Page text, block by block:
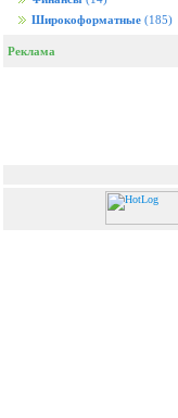
Широкоформатные (185)
Реклама